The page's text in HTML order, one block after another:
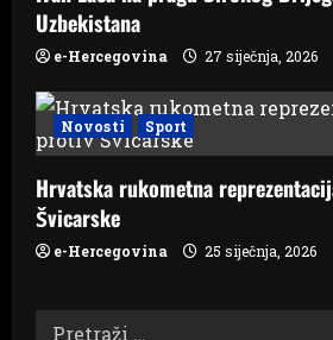
Uzbekistana
e-Hercegovina 27 siječnja, 2026
Novosti Sport
Hrvatska rukometna
Švicarske
e-Hercegovina 25 siječnja, 2026
Pretraži: